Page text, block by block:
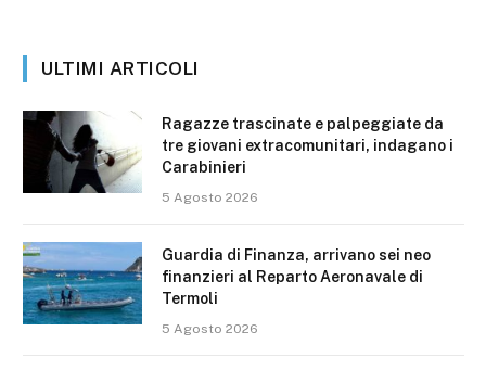
ULTIMI ARTICOLI
Ragazze trascinate e palpeggiate da
tre giovani extracomunitari, indagano i
Carabinieri
5 Agosto 2026
Guardia di Finanza, arrivano sei neo
finanzieri al Reparto Aeronavale di
Termoli
5 Agosto 2026